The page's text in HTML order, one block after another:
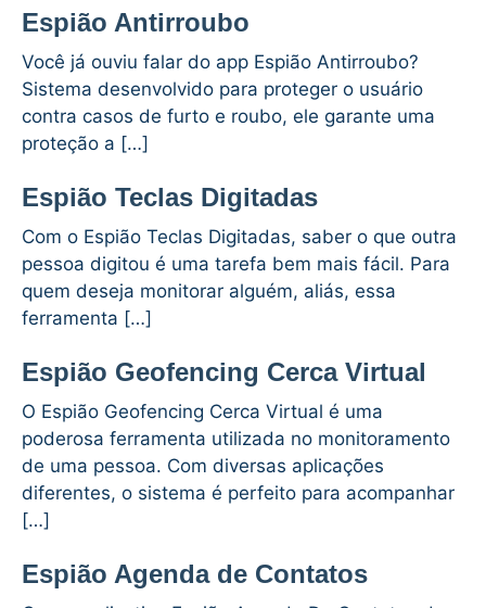
Espião Antirroubo
Você já ouviu falar do app Espião Antirroubo?
Sistema desenvolvido para proteger o usuário
contra casos de furto e roubo, ele garante uma
proteção a […]
Espião Teclas Digitadas
Com o Espião Teclas Digitadas, saber o que outra
pessoa digitou é uma tarefa bem mais fácil. Para
quem deseja monitorar alguém, aliás, essa
ferramenta […]
Espião Geofencing Cerca Virtual
O Espião Geofencing Cerca Virtual é uma
poderosa ferramenta utilizada no monitoramento
de uma pessoa. Com diversas aplicações
diferentes, o sistema é perfeito para acompanhar
[…]
Espião Agenda de Contatos